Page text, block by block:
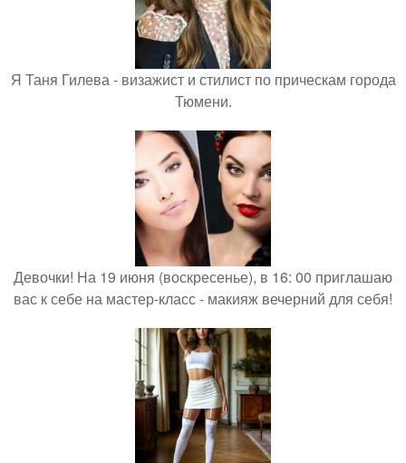
Я Таня Гилева - визажист и стилист по прическам города
Тюмени.
Девочки! На 19 июня (воскресенье), в 16: 00 приглашаю
вас к себе на мастер-класс - макияж вечерний для себя!